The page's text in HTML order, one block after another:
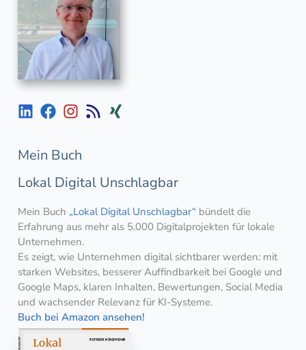
Mein Buch
Lokal Digital Unschlagbar
Mein Buch „Lokal Digital Unschlagbar“ bündelt die
Erfahrung aus mehr als 5.000 Digitalprojekten für lokale
Unternehmen.
Es zeigt, wie Unternehmen digital sichtbarer werden: mit
starken Websites, besserer Auffindbarkeit bei Google und
Google Maps, klaren Inhalten, Bewertungen, Social Media
und wachsender Relevanz für KI-Systeme.
Buch bei Amazon ansehen!